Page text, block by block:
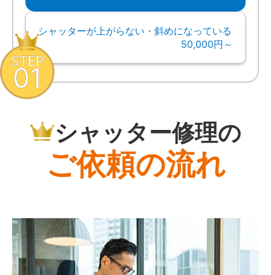
シャッターが上がらない・斜めになっている
50,000円～
シャッター修理の
ご依頼の流れ
STEP
01